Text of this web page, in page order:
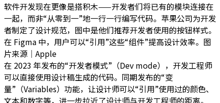
软件开发现在更像是搭积木——开发者们将已有的模块连接在
一起，而非“从零到一”地一行一行编写代码。苹果公司为开发
者制定了设计规范，图中是他们推荐开发者使用的按钮样式。
在 Figma 中，用户可以“引用”这些“组件”提高设计效率。图
片来源｜Apple
在 2023 年发布的“开发者模式”（Dev mode），开发工程师
可以直接使用设计稿生成的代码。同期发布的“变
量”（Variables）功能，让设计师可以“引用”使用过的颜色、
文本和数字等，进一步拉近了设计师与开发工程师的距离。